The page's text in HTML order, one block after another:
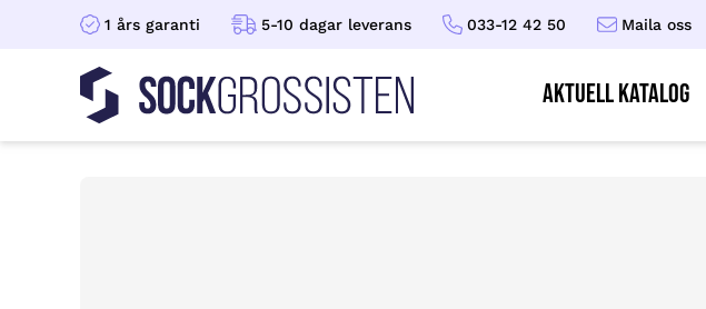
1 års garanti 5-10 dagar leverans 033-12 42 50 Maila oss
Sockgrossisten AKTUELL KATALOG